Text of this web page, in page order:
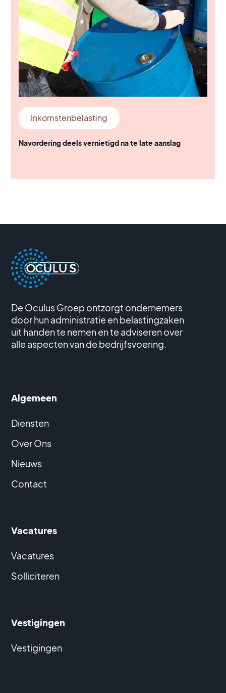
Inkomstenbelasting
Navordering deels vernietigd na te late aanslag
De Oculus Groep ontzorgt ondernemers
door hun administratie en belastingzaken
uit handen te nemen en te adviseren over
alle aspecten van de bedrijfsvoering.
Algemeen
Diensten
Over Ons
Nieuws
Contact
Vacatures
Vacatures
Solliciteren
Vestigingen
Vestigingen